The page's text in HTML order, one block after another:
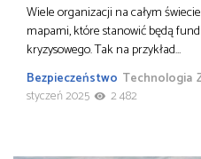
Wiele organizacji na całym
mapami, które stanowić będą
kryzysowego. Tak na przykład…
Bezpieczeństwo Technologia
styczeń 2025
2 482